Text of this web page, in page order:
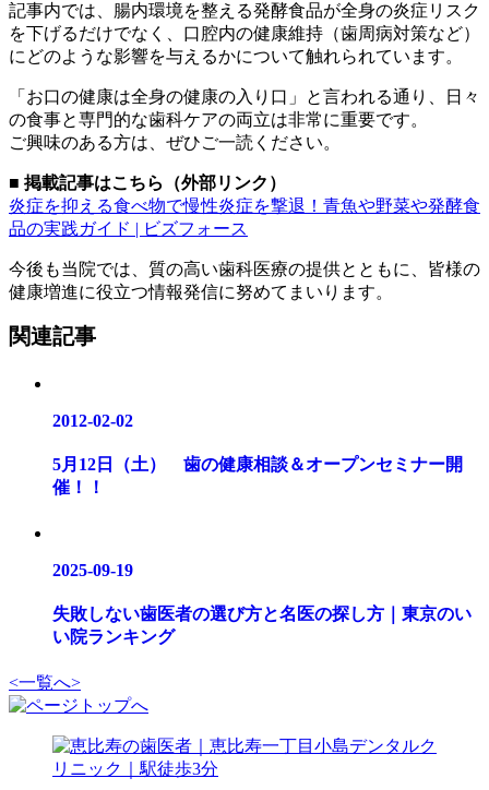
記事内では、腸内環境を整える発酵食品が全身の炎症リスク
を下げるだけでなく、口腔内の健康維持（歯周病対策など）
にどのような影響を与えるかについて触れられています。
「お口の健康は全身の健康の入り口」と言われる通り、日々
の食事と専門的な歯科ケアの両立は非常に重要です。
ご興味のある方は、ぜひご一読ください。
■ 掲載記事はこちら（外部リンク）
炎症を抑える食べ物で慢性炎症を撃退！青魚や野菜や発酵食
品の実践ガイド | ビズフォース
今後も当院では、質の高い歯科医療の提供とともに、皆様の
健康増進に役立つ情報発信に努めてまいります。
関連記事
2012-02-02
5月12日（土） 歯の健康相談＆オープンセミナー開
催！！
2025-09-19
失敗しない歯医者の選び方と名医の探し方｜東京のい
い院ランキング
<一覧へ>